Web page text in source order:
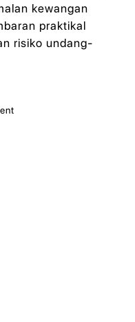
kewangan
praktikal
risiko undang-